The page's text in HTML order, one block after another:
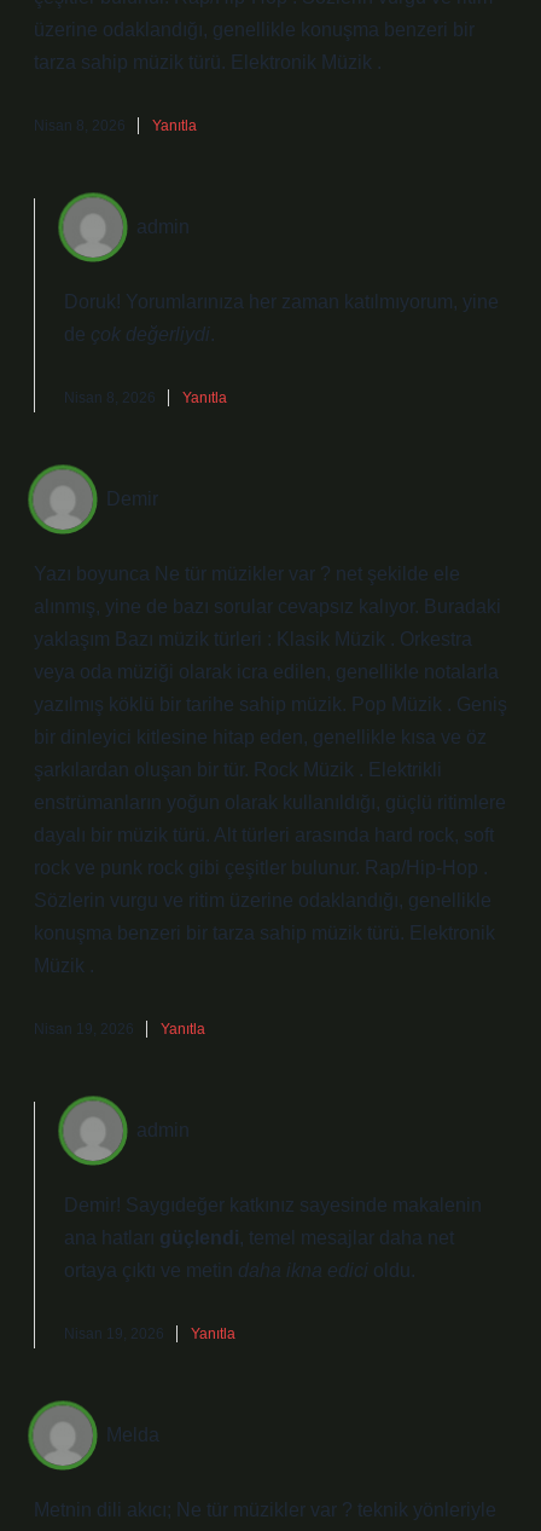
üzerine odaklandığı, genellikle konuşma benzeri bir
tarza sahip müzik türü. Elektronik Müzik .
Nisan 8, 2026 Yanıtla
admin
Doruk! Yorumlarınıza her zaman katılmıyorum, yine
de çok değerliydi.
Nisan 8, 2026 Yanıtla
Demir
Yazı boyunca Ne tür müzikler var ? net şekilde ele
alınmış, yine de bazı sorular cevapsız kalıyor. Buradaki
yaklaşım Bazı müzik türleri : Klasik Müzik . Orkestra
veya oda müziği olarak icra edilen, genellikle notalarla
yazılmış köklü bir tarihe sahip müzik. Pop Müzik . Geniş
bir dinleyici kitlesine hitap eden, genellikle kısa ve öz
şarkılardan oluşan bir tür. Rock Müzik . Elektrikli
enstrümanların yoğun olarak kullanıldığı, güçlü ritimlere
dayalı bir müzik türü. Alt türleri arasında hard rock, soft
rock ve punk rock gibi çeşitler bulunur. Rap/Hip-Hop .
Sözlerin vurgu ve ritim üzerine odaklandığı, genellikle
konuşma benzeri bir tarza sahip müzik türü. Elektronik
Müzik .
Nisan 19, 2026 Yanıtla
admin
Demir! Saygıdeğer katkınız sayesinde makalenin
ana hatları güçlendi, temel mesajlar daha net
ortaya çıktı ve metin daha ikna edici oldu.
Nisan 19, 2026 Yanıtla
Melda
Metnin dili akıcı; Ne tür müzikler var ? teknik yönleriyle